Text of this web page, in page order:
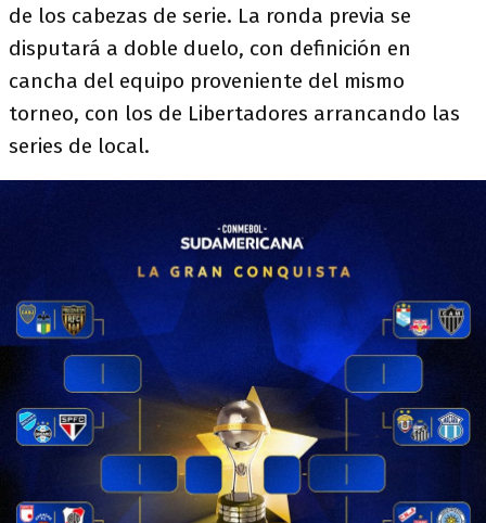
de los cabezas de serie. La ronda previa se
disputará a doble duelo, con definición en
cancha del equipo proveniente del mismo
torneo, con los de Libertadores arrancando las
series de local.